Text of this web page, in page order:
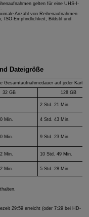
gelten für eineUHS-I-
Anzahl von Reihenaufnahmen
ISO-Empfindlichkeit, Bildstil und
Dateigröße
Gesamtaufnahmedauer auf jeder Karte
32 GB
128 GB
2 Std. 21 Min.
Min. 4 Std. 43 Min.
Min. 9 Std. 23 Min.
Min. 10 Std. 49 Min.
Min. 5 Std. 28 Min.
29:59 erreicht (oder 7:29 bei HD-